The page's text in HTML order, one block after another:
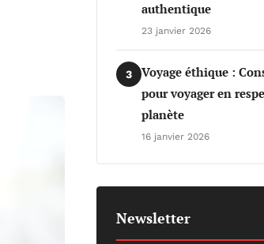
authentique
23 janvier 2026
3
Voyage éthique :
pour voyager en
planète
16 janvier 2026
Newsletter